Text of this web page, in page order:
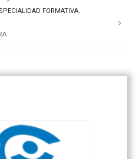
FORMATIVA,